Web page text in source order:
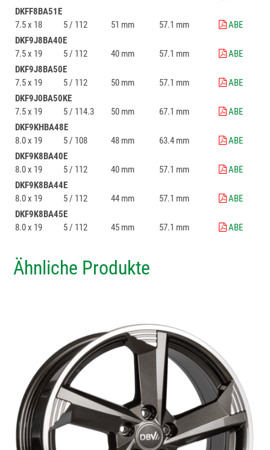
DKFF8BA51E
7.5 x 18
5 / 112 51 mm 57.1 mm
ABE
DKF9J8BA40E
7.5 x 19
5 / 112 40 mm 57.1 mm
ABE
DKF9J8BA50E
7.5 x 19
5 / 112 50 mm 57.1 mm
ABE
DKF9J0BA50KE
7.5 x 19
5 / 114.3 50 mm 67.1 mm
ABE
DKF9KHBA48E
8.0 x 19
5 / 108 48 mm 63.4 mm
ABE
DKF9K8BA40E
8.0 x 19
5 / 112 40 mm 57.1 mm
ABE
DKF9K8BA44E
8.0 x 19
5 / 112 44 mm 57.1 mm
ABE
DKF9K8BA45E
8.0 x 19
5 / 112 45 mm 57.1 mm ABE
Ähnliche Produkte